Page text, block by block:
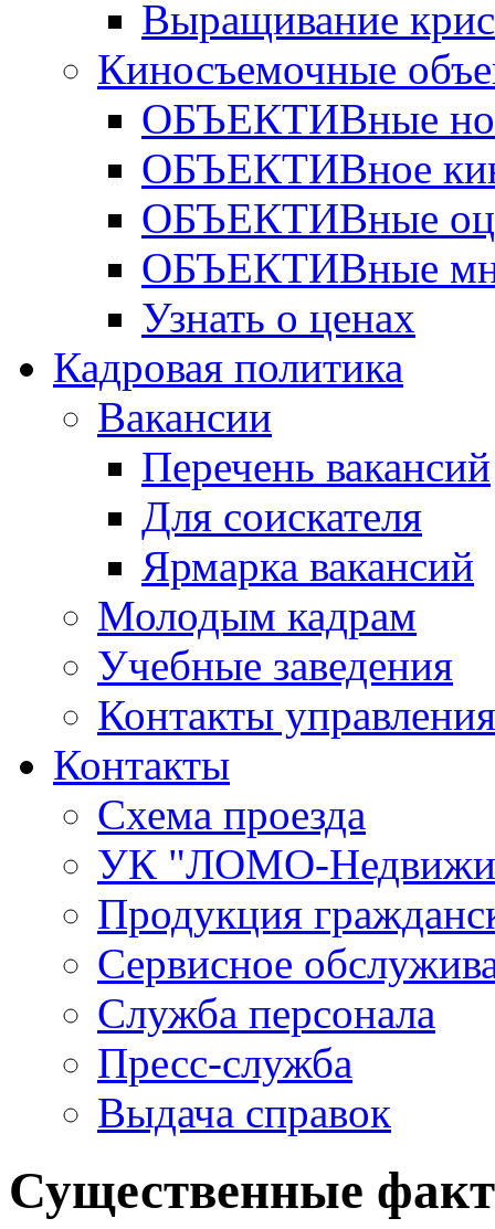
Выращивание
Киносъемочные
ОБЪЕКТИВные
ОБЪЕКТИВное
ОБЪЕКТИВные
ОБЪЕКТИВные
Узнать о ценах
Кадровая политика
Вакансии
Перечень вакансий
Для соискателя
Ярмарка вакансий
Молодым кадрам
Учебные заведения
Контакты
Контакты
Схема проезда
УК "ЛОМО-
Продукция
Сервисное
Служба персонала
Пресс-служба
Выдача справок
Существенные